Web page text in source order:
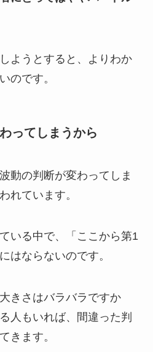
ようとすると、よりわか
のです。
ってしまうから
動の判断が変わってしま
れています。
いる中で、「ここから第1
はならないのです。
きさはバラバラですか
人もいれば、間違った判
きます。